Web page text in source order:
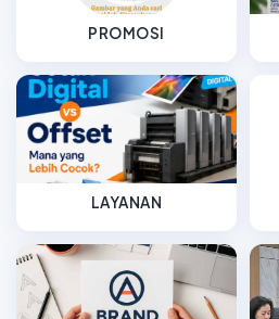
PROMOSI
LAYANAN